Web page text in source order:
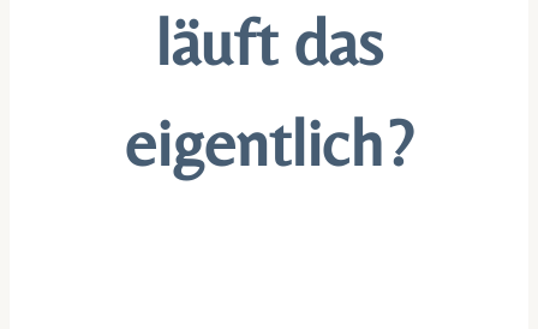
läuft das
eigentlich?